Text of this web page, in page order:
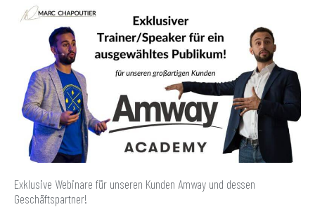
Exklusive Webinare für unseren Kunden Amway und dessen
Geschäftspartner!